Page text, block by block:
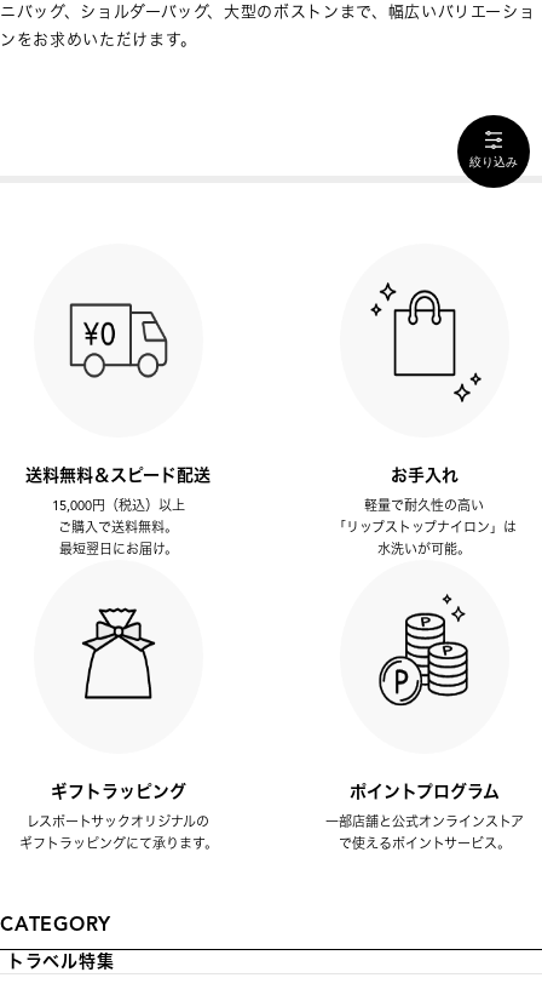
ニバッグ、ショルダーバッグ、大型のボストンまで、幅広いバリエーショ
ンをお求めいただけます。
絞り込み
送料無料＆スピード配送
15,000円（税込）以上
ご購入で送料無料。
最短翌日にお届け。
お手入れ
軽量で耐久性の高い
「リップストップナイロン」は
水洗いが可能。
ギフトラッピング
レスポートサックオリジナルの
ギフトラッピングにて承ります。
ポイントプログラム
一部店舗と公式オンラインストア
で使えるポイントサービス。
CATEGORY
トラベル特集